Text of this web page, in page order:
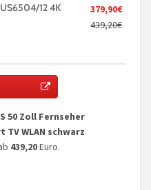
379,90€
439,20€
12 4K
50 Zoll Fernseher
TV WLAN schwarz
439,20Euro.